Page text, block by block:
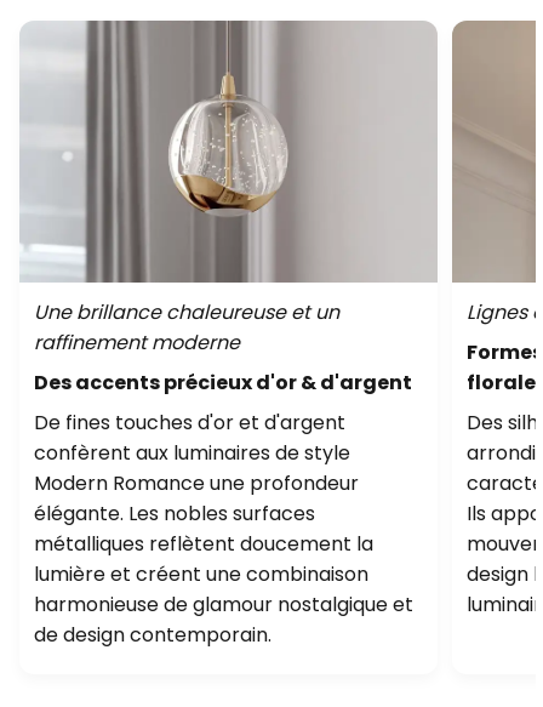
Une brillance chaleureuse et un
raffinement moderne
Des accents précieux d'or & d'argent
De fines touches d'or et d'argent
confèrent aux luminaires de style
Modern Romance une profondeur
élégante. Les nobles surfaces
métalliques reflètent doucement la
lumière et créent une combinaison
harmonieuse de glamour nostalgique et
de design contemporain.
Lignes
florale
Des
Ils
design